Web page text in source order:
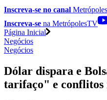
Inscreva-se no canal
Inscreva-se na MetrópolesTV
Página Inicial
Negócios
Negócios
Dólar dispara e
tarifaço" e conflitos